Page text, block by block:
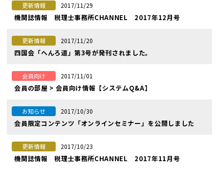
更新情報 2017/11/29
機関誌情報 税理士事務所CHANNEL 2017年12月号
更新情報 2017/11/20
四国会「へんろ道」第3号が発刊されました。
会員向け 2017/11/01
会員の部屋 > 会員向け情報【システムQ&A】
お知らせ 2017/10/30
会員限定コンテンツ「オンラインセミナー」を公開しました
更新情報 2017/10/23
機関誌情報 税理士事務所CHANNEL 2017年11月号